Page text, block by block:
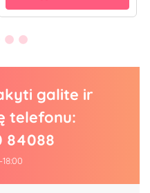
galite ir
telefonu:
84088